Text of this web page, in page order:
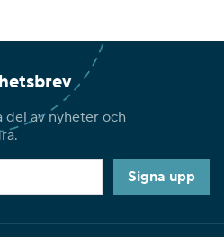
del av nyheter och
Signa upp